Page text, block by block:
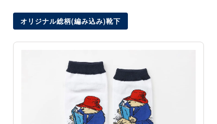
オリジナル総柄(編み込み)靴下